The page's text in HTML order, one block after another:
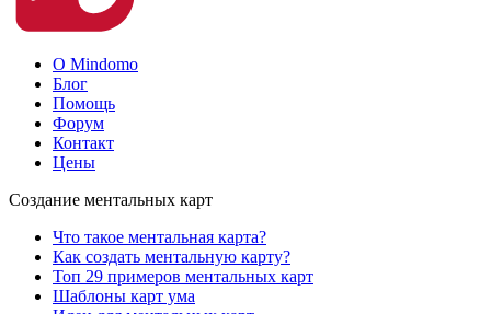
О Mindomo
Блог
Помощь
Форум
Контакт
Цены
Создание ментальных карт
Что такое ментальная карта?
Как создать ментальную карту?
Топ 29 примеров ментальных карт
Шаблоны карт ума